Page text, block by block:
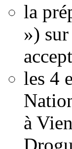
la
»)
les 4
à